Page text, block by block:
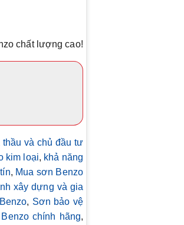
chất lượng cao!
và chủ đầu tư
kim loại, khả năng
, Mua sơn Benzo
xây dựng và gia
, Sơn bảo vệ
chính hãng,